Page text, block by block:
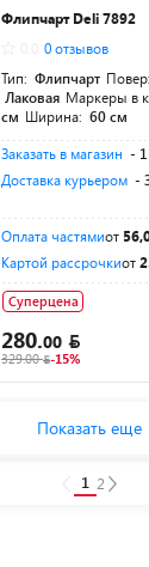
Флипчарт Deli 7892
0 отзывов
Тип: Флипчарт
Лаковая Маркеры в
см Ширина: 60 см
Заказать в магазин -
Доставка курьером -
Оплата частямиот
Картой рассрочкиот
Суперцена
280.00
329.00 -15%
Показать еще
1 2